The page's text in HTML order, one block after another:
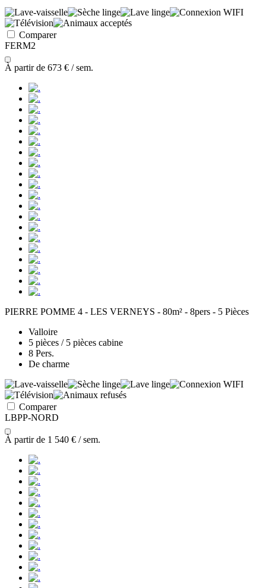
Comparer
FERM2
À partir de 673 € / sem.
PIERRE POMME 4 - LES VERNEYS - 80m² - 8pers - 5 Pièces
Valloire
5 pièces / 5 pièces cabine
8 Pers.
De charme
Comparer
LBPP-NORD
À partir de 1 540 € / sem.